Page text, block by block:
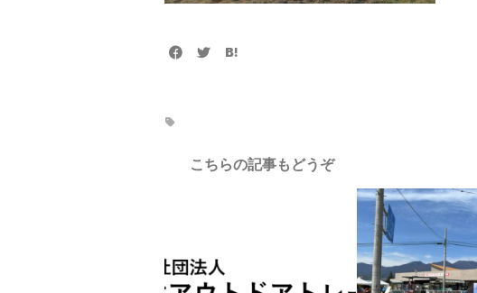
こちらの記事もどうぞ